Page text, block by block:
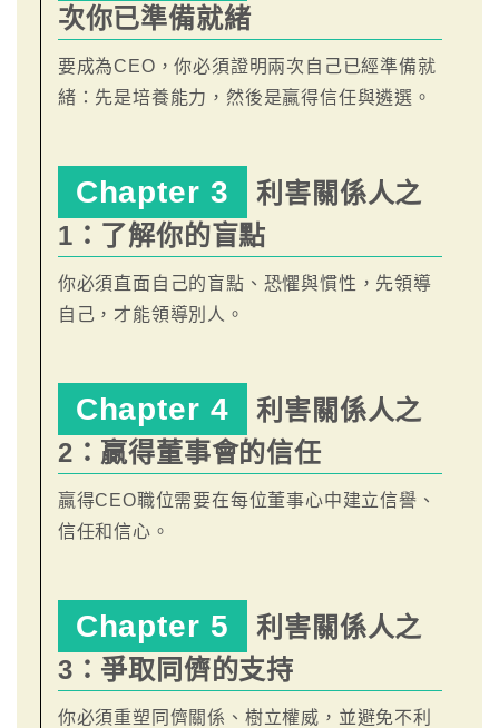
次你已準備就緒
要成為CEO，你必須證明兩次自己已經準備就
緒：先是培養能力，然後是贏得信任與遴選。
Chapter 3
利害關係人之
1：了解你的盲點
你必須直面自己的盲點、恐懼與慣性，先領導
自己，才能領導別人。
Chapter 4
利害關係人之
2：贏得董事會的信任
贏得CEO職位需要在每位董事心中建立信譽、
信任和信心。
Chapter 5
利害關係人之
3：爭取同儕的支持
你必須重塑同儕關係、樹立權威，並避免不利